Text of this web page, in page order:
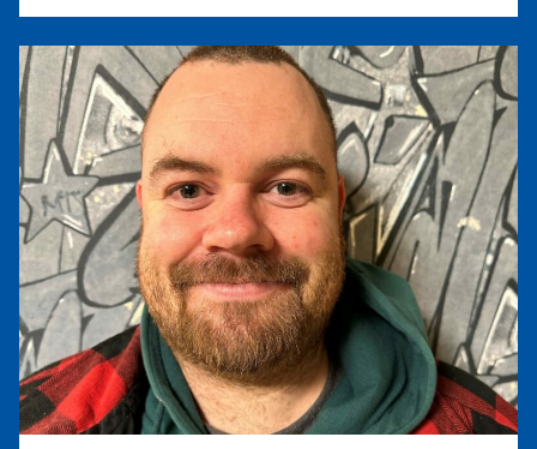
Read
article
"Arne
Klinkenberg
Solheim"